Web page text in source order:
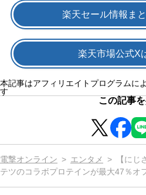
楽天セール情報ま
楽天市場公式X
本記事はアフィリエイトプログラムに
す
この記事
電撃オンライン エンタメ
【に
テツのコラボプロテインが最大47％オ